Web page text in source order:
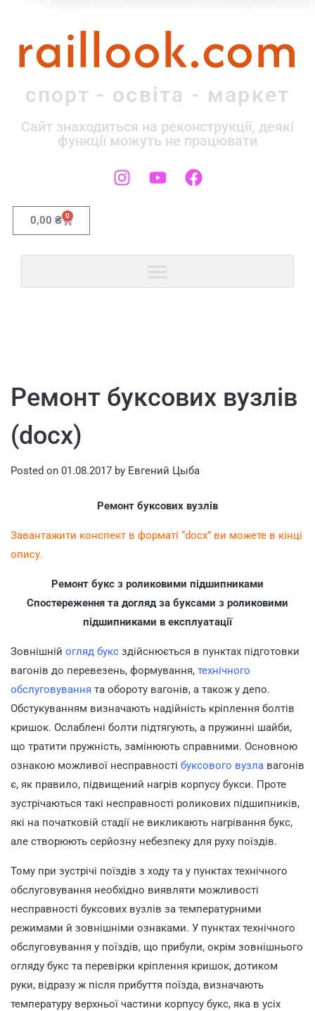
raillook.com
спорт - освіта - маркет
Сайт знаходиться на реконструкції, деякі
функції можуть не працювати
0,00 ₴ 0
Ремонт буксових вузлів
(docx)
Posted on 01.08.2017 by Евгений Цыба
Ремонт буксових вузлів
Завантажити конспект в форматі “docx” ви можете в кінці
опису.
Ремонт букс з роликовими підшипниками
Спостереження та догляд за буксами з роликовими
підшипниками в експлуатації
Зовнішній огляд букс здійснюється в пунктах підготовки
вагонів до перевезень, формування, технічного
обслуговування та обороту вагонів, а також у депо.
Обстукуванням визначають надійність кріплення болтів
кришок. Ослаблені болти підтягують, а пружинні шайби,
що тратити пружність, замінюють справними. Основною
ознакою можливої несправності буксового вузла вагонів
є, як правило, підвищений нагрів корпусу букси. Проте
зустрічаються такі несправності роликових підшипників,
які на початковій стадії не викликають нагрівання букс,
але створюють серйозну небезпеку для руху поїздів.
Тому при зустрічі поїздів з ходу та у пунктах технічного
обслуговування необхідно виявляти можливості
несправності буксових вузлів за температурними
режимами й зовнішніми ознаками. У пунктах технічного
обслуговування у поїздів, що прибули, окрім зовнішнього
огляду букс та перевірки кріплення кришок, дотиком
руки, відразу ж після прибуття поїзда, визначають
температуру верхньої частини корпусу букс, яка в усіх